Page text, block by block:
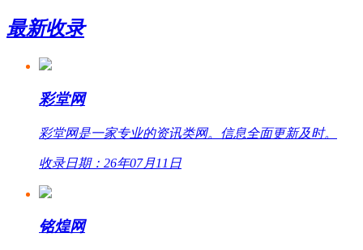
最新收录
彩堂网
彩堂网是一家专业的资讯类网。信息全面更新及时。
收录日期：26年07月11日
铭煌网